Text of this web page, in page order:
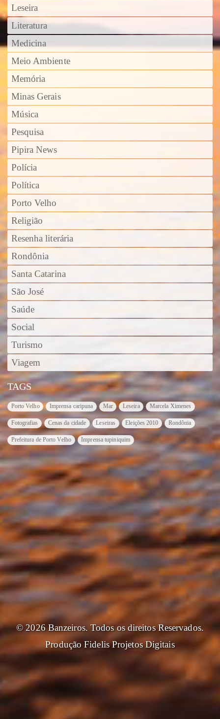
Leseira
Literatura
Medicina
Meio Ambiente
Memória
Minas Gerais
Música
Pesquisa
Pipira News
Polícia
Política
Porto Velho
Religião
Resenha literária
Rondônia
Santa Catarina
São José
Saúde
Social
Turismo
Viagem
TAGS
Porto Velho Imprensa caripuna Mar Leseira Marcela Ximenes
Fotografias Cenas da cidade Leseiras Eleições 2010 Rondônia
Prefeitura de Porto Velho Imprensa tupiniquim
© 2026 Banzeiros. Todos os direitos Reservados.
ProduçãoFidelis Projetos Digitais